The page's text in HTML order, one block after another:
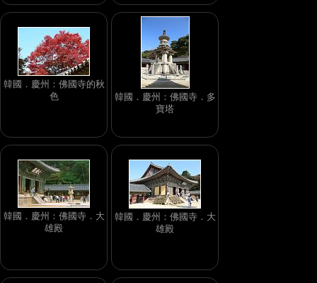
韓國．慶州：佛國寺的秋
色
韓國．慶州：佛國寺．多
寶塔
韓國．慶州：佛國寺．大
雄殿
韓國．慶州：佛國寺．大
雄殿